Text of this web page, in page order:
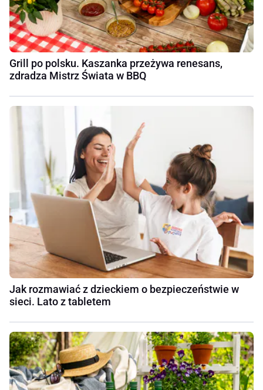
Grill po polsku. Kaszanka przeżywa renesans,
zdradza Mistrz Świata w BBQ
Jak rozmawiać z dzieckiem o bezpieczeństwie w
sieci. Lato z tabletem